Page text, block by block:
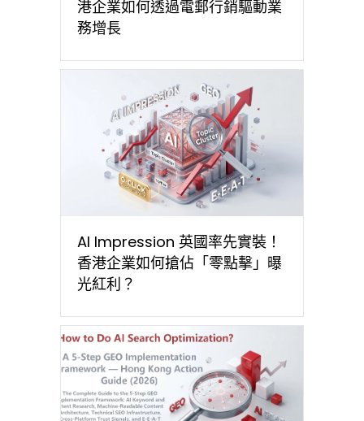
港企業如何透過電郵行銷驅動業
務增長
AI Impression 英國率先實裝！
香港企業如何搶佔「零點擊」曝
光紅利？